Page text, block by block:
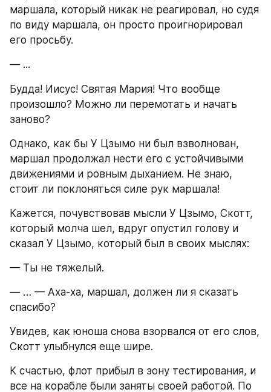
маршала, который никак не реагировал, но судя
по виду маршала, он просто проигнорировал
его просьбу.
— ...
Будда! Иисус! Святая Мария! Что вообще
произошло? Можно ли перемотать и начать
заново?
Однако, как бы У Цзымо ни был взволнован,
маршал продолжал нести его с устойчивыми
движениями и ровным дыханием. Не знаю,
стоит ли поклоняться силе рук маршала!
Кажется, почувствовав мысли У Цзымо, Скотт,
который молча шел, вдруг опустил голову и
сказал У Цзымо, который был в своих мыслях:
— Ты не тяжелый.
— … — Аха-ха, маршал, должен ли я сказать
спасибо?
Увидев, как юноша снова взорвался от его слов,
Скотт улыбнулся еще шире.
К счастью, флот прибыл в зону тестирования, и
все на корабле были заняты своей работой. По